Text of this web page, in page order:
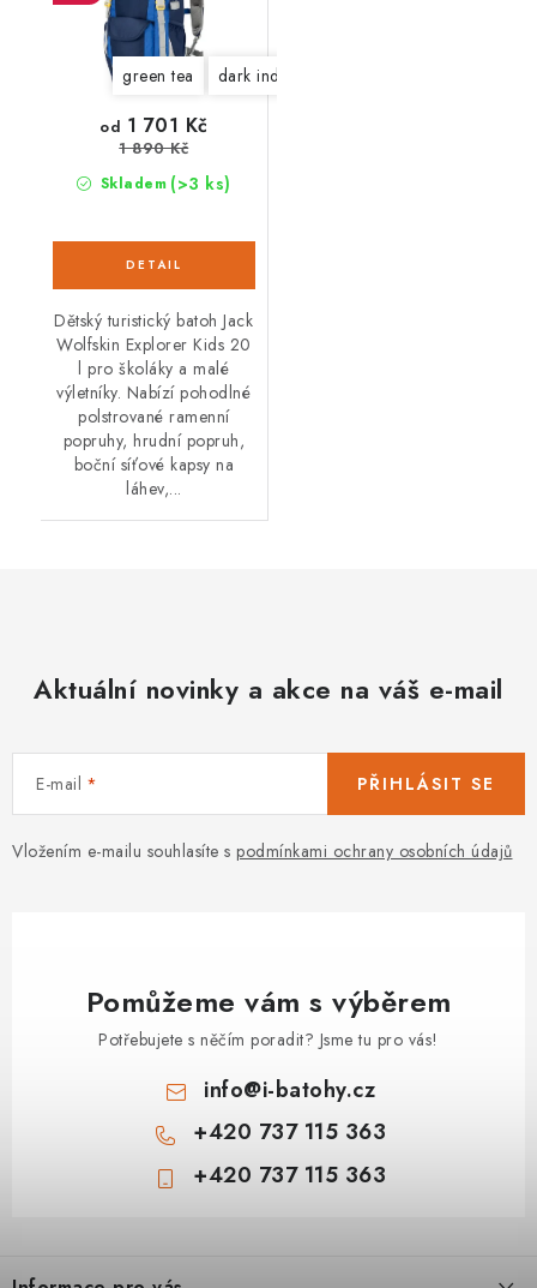
green tea dark indigo
Skladem (>3 ks)
od 1 701 Kč
1 890 Kč
Dětský turistický batoh Jack
Wolfskin Explorer Kids 20
l pro školáky a malé
výletníky. Nabízí pohodlné
polstrované ramenní
popruhy, hrudní popruh,
boční síťové kapsy na
láhev,...
Aktuální novinky a akce na váš e-mail
E-mail
Vložením e-mailu souhlasíte s podmínkami ochrany osobních údajů
PŘIHLÁSIT SE
Pomůžeme vám s výběrem
Potřebujete s něčím poradit? Jsme tu pro vás!
info@i-batohy.cz
+420 737 115 363
+420 737 115 363